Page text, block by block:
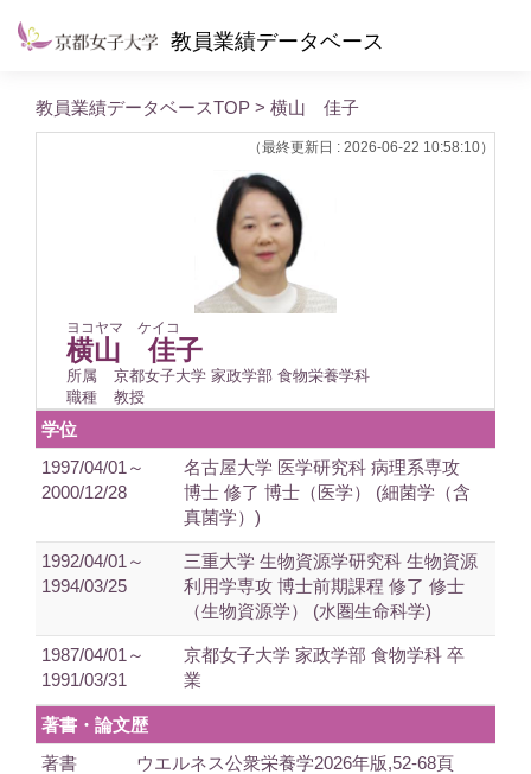
教員業績データベース
教員業績データベースTOP > 横山 佳子
（最終更新日 : 2026-06-22 10:58:10）
ヨコヤマ ケイコ
横山 佳子
所属
京都女子大学 家政学部 食物栄養学科
職種
教授
学位
1997/04/01～
2000/12/28
名古屋大学 医学研究科 病理系専攻
博士 修了 博士（医学） (細菌学（含
真菌学）)
1992/04/01～
1994/03/25
三重大学 生物資源学研究科 生物資源
利用学専攻 博士前期課程 修了 修士
（生物資源学） (水圏生命科学)
1987/04/01～
1991/03/31
京都女子大学 家政学部 食物学科 卒
業
著書・論文歴
著書
ウエルネス公衆栄養学2026年版,52-68頁